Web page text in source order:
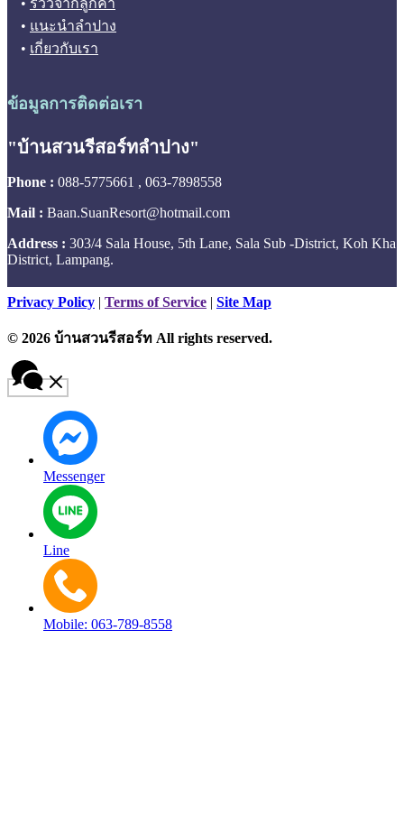
• รีวิวจากลูกค้า
• แนะนำลำปาง
• เกี่ยวกับเรา
ข้อมูลการติดต่อเรา
"บ้านสวนรีสอร์ทลำปาง"
Phone : 088-5775661 , 063-7898558
Mail : Baan.SuanResort@hotmail.com
Address : 303/4 Sala House, 5th Lane, Sala Sub -District, Koh Kha
District, Lampang.
Privacy Policy | Terms of Service | Site Map
© 2026 บ้านสวนรีสอร์ท All rights reserved.
Messenger
Line
Mobile: 063-789-8558